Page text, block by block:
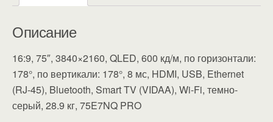
Описание
16:9, 75″, 3840×2160, QLED, 600 кд/м, по горизонтали:
178°, по вертикали: 178°, 8 мс, HDMI, USB, Ethernet
(RJ-45), Bluetooth, Smart TV (VIDAA), Wi-Fi, темно-
серый, 28.9 кг, 75E7NQ PRO